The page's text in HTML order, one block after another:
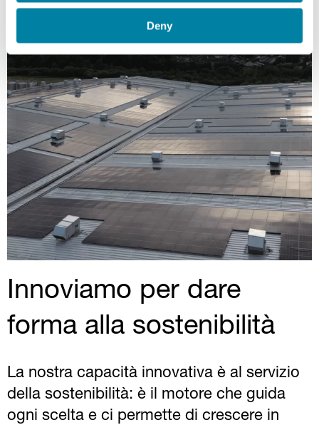
Deny
Innoviamo per dare
forma alla sostenibilità
La nostra capacità innovativa è al servizio
della sostenibilità: è il motore che guida
ogni scelta e ci permette di crescere in